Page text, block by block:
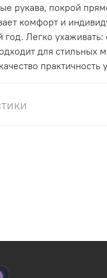
рукава, покрой
комфорт и
год. Легко ухаживать:
для стильных
практичность